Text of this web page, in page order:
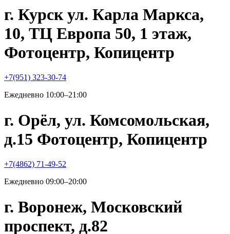
г. Курск ул. Карла Маркса,
10, ТЦ Европа 50, 1 этаж,
Фотоцентр, Копицентр
+7(951) 323-30-74
Ежедневно 10:00–21:00
г. Орёл, ул. Комсомольская,
д.15 Фотоцентр, Копицентр
+7(4862) 71-49-52
Ежедневно 09:00–20:00
г. Воронеж, Московский
проспект, д.82